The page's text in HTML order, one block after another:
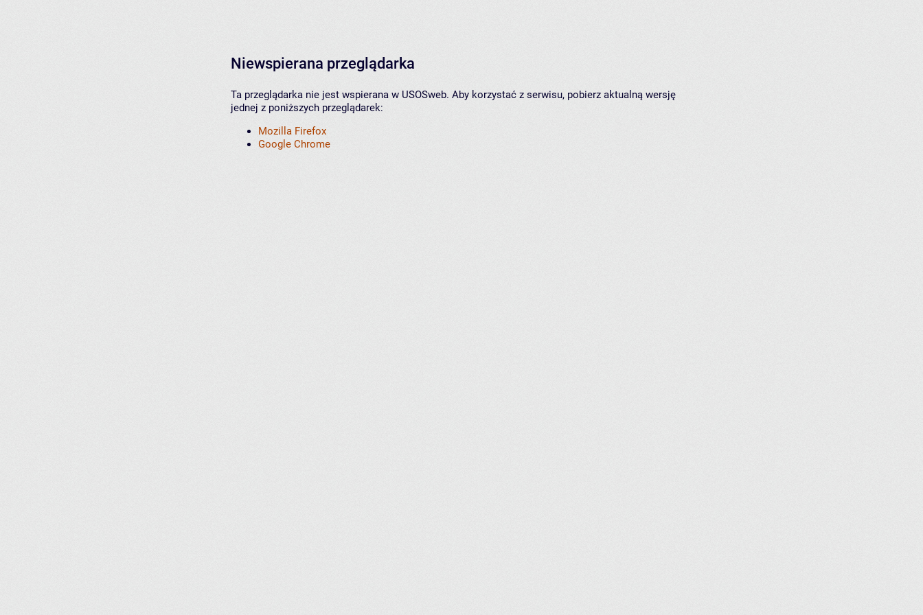
Niewspierana przeglądarka
Ta przeglądarka nie jest wspierana w USOSweb. Aby korzystać z serwisu, pobierz aktualną wersję
jednej z poniższych przeglądarek:
Mozilla Firefox
Google Chrome